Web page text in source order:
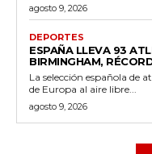
agosto 9, 2026
DEPORTES
ESPAÑA LLEVA 93
BIRMINGHAM,
La selección española de
de Europa al aire libre...
agosto 9, 2026